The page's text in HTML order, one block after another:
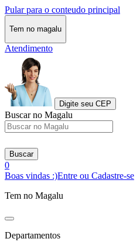
Pular para o conteudo principal
Tem no magalu
Atendimento
Digite seu CEP
Buscar no Magalu
Buscar
0
Boas vindas :)Entre ou Cadastre-se
Tem no Magalu
Departamentos